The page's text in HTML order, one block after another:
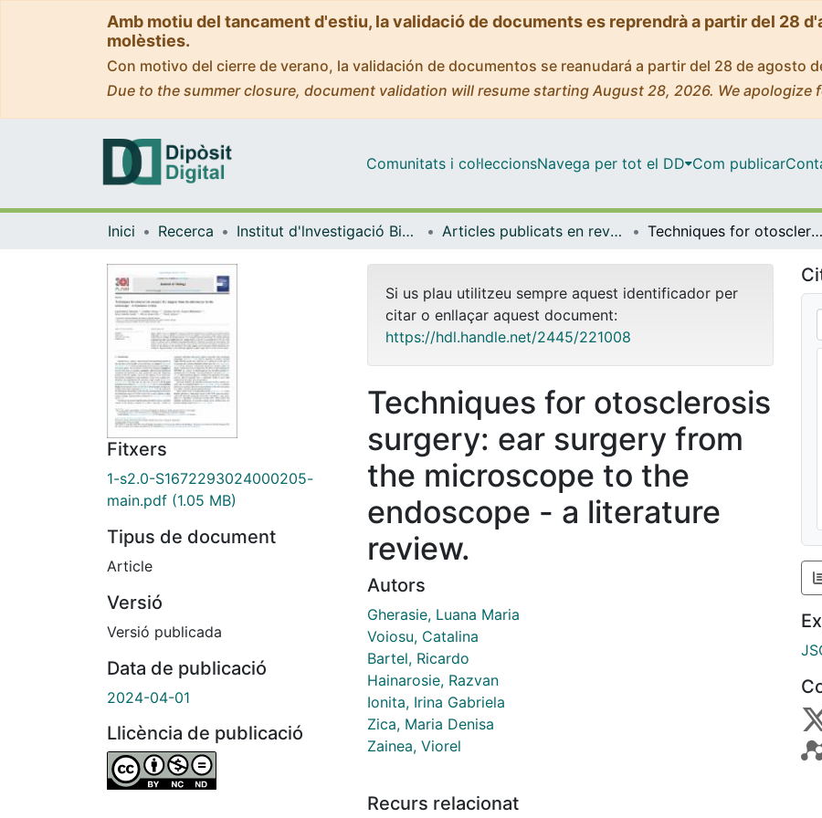
Amb motiu del tancament d'estiu, la validació de documents es reprendrà a partir del 28
molèsties.
Con motivo del cierre de verano, la validación de documentos se reanudará a partir del 28 de agosto
Due to the summer closure, document validation will resume starting August 28, 2026. We apologize
Comunitats i col·leccionsNavega per tot el DD Com publicar
Inici Recerca Institut d'lnvestigació Biomèdica de Bellvitge (IDIBELL) Articles publicats en revistes (Institut d'lnvestigació Biomèdica de Bellvitge (IDIBELL)) Techniques for otosclerosis surgery: ear surgery from the microscope to the endoscope - a literature review.
Fitxers
1-s2.0-S1672293024000205-
main.pdf (1.05 MB)
Tipus de document
Article
Versió
Versió publicada
Data de publicació
2024-04-01
Llicència de publicació
Si us plau utilitzeu sempre aquest identificador per
citar o enllaçar aquest document:
https://hdl.handle.net/2445/221008
Techniques for otosclerosis
surgery: ear surgery from
the microscope to the
endoscope - a literature
review.
Autors
Gherasie, Luana Maria
Voiosu, Catalina
Bartel, Ricardo
Hainarosie, Razvan
Ionita, Irina Gabriela
Zica, Maria Denisa
Zainea, Viorel
Recurs relacionat